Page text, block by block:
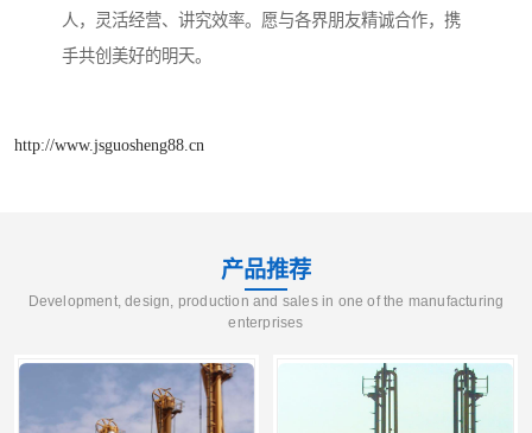
人，灵活经营、讲究效率。愿与各界朋友精诚合作，携
手共创美好的明天。
http://www.jsguosheng88.cn
产品推荐
Development, design, production and sales in one of the manufacturing
enterprises